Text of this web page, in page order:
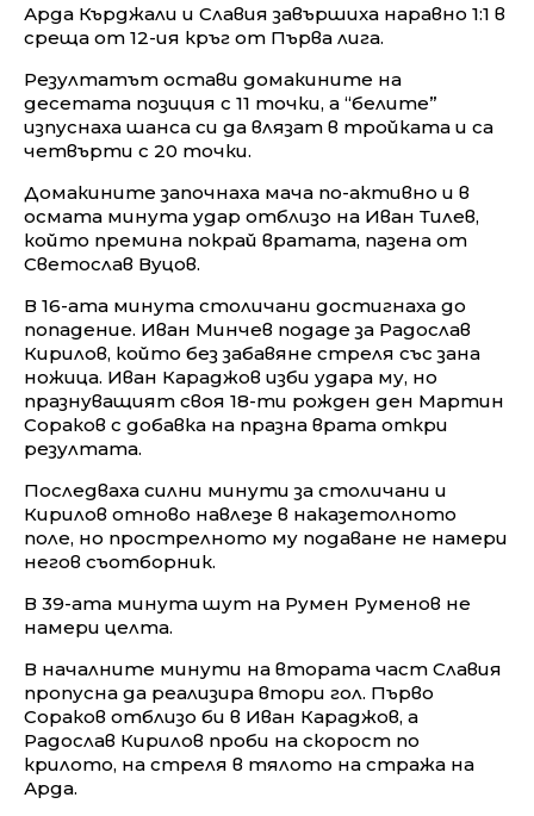
Арда Кърджали и Славия завършиха наравно 1:1 в
среща от 12-ия кръг от Първа лига.
Резултатът остави домакините на
десетата позиция с 11 точки, а “белите”
изпуснаха шанса си да влязат в тройката и са
четвърти с 20 точки.
Домакините започнаха мача по-активно и в
осмата минута удар отблизо на Иван Тилев,
който премина покрай вратата, пазена от
Светослав Вуцов.
В 16-ата минута столичани достигнаха до
попадение. Иван Минчев подаде за Радослав
Кирилов, който без забавяне стреля със зана
ножица. Иван Караджов изби удара му, но
празнуващият своя 18-ти рожден ден Мартин
Сораков с добавка на празна врата откри
резултата.
Последваха силни минути за столичани и
Кирилов отново навлезе в наказетолното
поле, но прострелното му подаване не намери
негов съотборник.
В 39-ата минута шут на Румен Руменов не
намери целта.
В началните минути на втората част Славия
пропусна да реализира втори гол. Първо
Сораков отблизо би в Иван Караджов, а
Радослав Кирилов проби на скорост по
крилото, на стреля в тялото на стража на
Арда.